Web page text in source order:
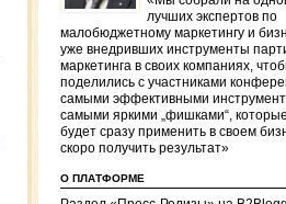
лучших экспертов по
малобюджетному маркетингу и
уже внедривших инструменты
маркетинга в своих компаниях,
поделились с участниками
самыми эффективными
самыми яркими „фишками“,
будет сразу применить в своем
скоро получить результат»
О ПЛАТФОРМЕ